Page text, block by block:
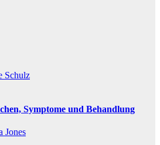
Schulz
Symptome und Behandlung
Jones